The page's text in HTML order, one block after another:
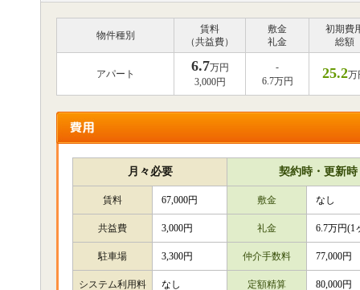
物件種別
賃料
（共益費）
敷金
礼金
初期費
総額
アパート 6.7万円
3,000円
-
6.7万円
25.2万
月々必要 契約時・更新時
賃料 67,000円 敷金 なし
共益費 3,000円 礼金 6.7万円(1
駐車場 3,300円 仲介手数料 77,000円
システム利用料 なし 定額精算 80,000円